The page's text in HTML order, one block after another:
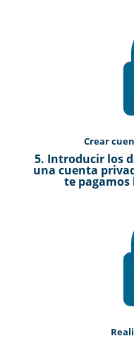
Crear
5. Introducir los
una cuenta
te pagamos